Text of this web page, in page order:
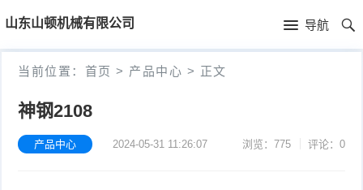
山东山顿机械有限公司 导航
首
页
首
当前位置： 首页 > 产品中心 > 正文
神钢2108
产品中心 2024-05-31 11:26:07 浏览：775 评论：0